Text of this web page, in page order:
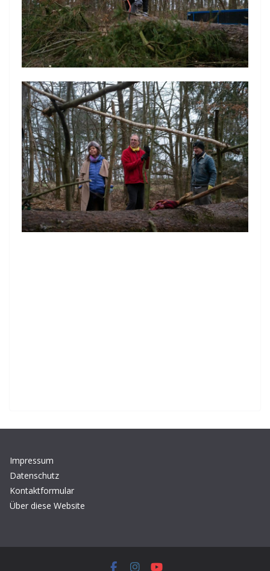
Impressum
Datenschutz
Kontaktformular
Über diese Website